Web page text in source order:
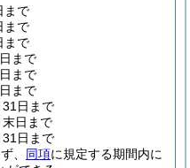
まで
まで
まで
まで
まで
まで
日まで
日まで
日まで
、 同項に規定する期間内に